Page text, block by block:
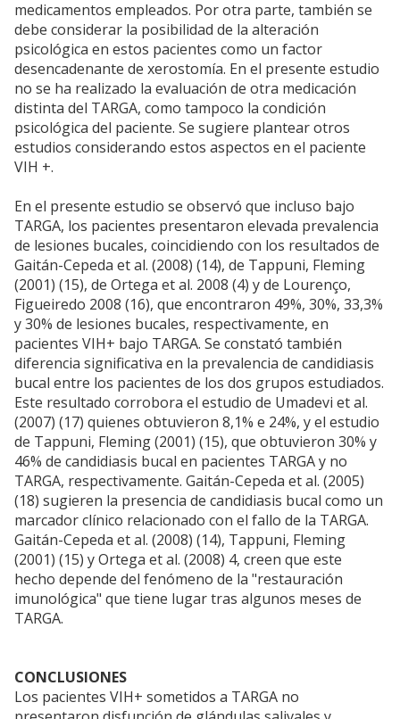
medicamentos empleados. Por otra parte, también se
debe considerar la posibilidad de la alteración
psicológica en estos pacientes como un factor
desencadenante de xerostomía. En el presente estudio
no se ha realizado la evaluación de otra medicación
distinta del TARGA, como tampoco la condición
psicológica del paciente. Se sugiere plantear otros
estudios considerando estos aspectos en el paciente
VIH +.
En el presente estudio se observó que incluso bajo
TARGA, los pacientes presentaron elevada prevalencia
de lesiones bucales, coincidiendo con los resultados de
Gaitán-Cepeda et al. (2008) (14), de Tappuni, Fleming
(2001) (15), de Ortega et al. 2008 (4) y de Lourenço,
Figueiredo 2008 (16), que encontraron 49%, 30%, 33,3%
y 30% de lesiones bucales, respectivamente, en
pacientes VIH+ bajo TARGA. Se constató también
diferencia significativa en la prevalencia de candidiasis
bucal entre los pacientes de los dos grupos estudiados.
Este resultado corrobora el estudio de Umadevi et al.
(2007) (17) quienes obtuvieron 8,1% e 24%, y el estudio
de Tappuni, Fleming (2001) (15), que obtuvieron 30% y
46% de candidiasis bucal en pacientes TARGA y no
TARGA, respectivamente. Gaitán-Cepeda et al. (2005)
(18) sugieren la presencia de candidiasis bucal como un
marcador clínico relacionado con el fallo de la TARGA.
Gaitán-Cepeda et al. (2008) (14), Tappuni, Fleming
(2001) (15) y Ortega et al. (2008) 4, creen que este
hecho depende del fenómeno de la "restauración
imunológica" que tiene lugar tras algunos meses de
TARGA.
CONCLUSIONES
Los pacientes VIH+ sometidos a TARGA no